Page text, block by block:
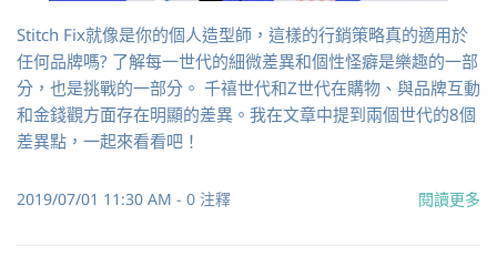
Stitch Fix就像是你的個人造型師，這樣的行銷策略真的適用於
任何品牌嗎? 了解每一世代的細微差異和個性怪癖是樂趣的一部
分，也是挑戰的一部分。 千禧世代和Z世代在購物、與品牌互動
和金錢觀方面存在明顯的差異。我在文章中提到兩個世代的8個
差異點，一起來看看吧！
2019/07/01 11:30 AM - 0 注釋 閱讀更多